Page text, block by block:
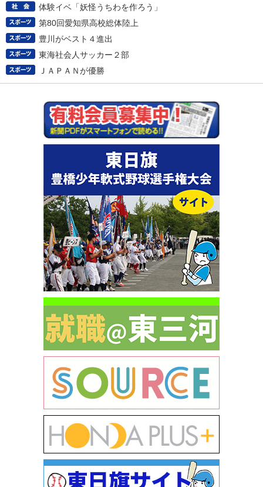
体験イベ「妖怪うちわを作ろう」
第80回愛知県高校総体陸上
豊川がベスト４進出
東海社会人サッカー２部
ＪＡＰＡＮが優勝